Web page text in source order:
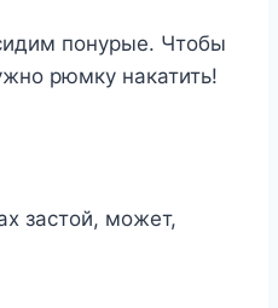
понурые. Чтобы
рюмку накатить!
застой, может,